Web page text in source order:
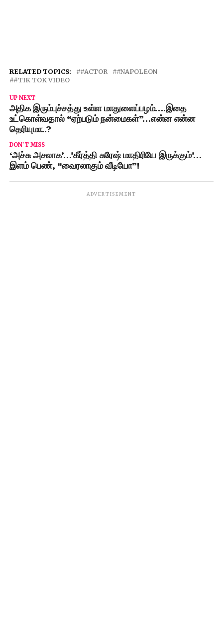
RELATED TOPICS: #ACTOR
#NAPOLEON
#TIK TOK VIDEO
UP NEXT
அதிக இரும்புச்சத்து உள்ள மாதுளைப்பழம்….இதை
உட்கொள்வதால் “ஏற்படும் நன்மைகள்”…என்ன என்ன
தெரியுமா..?
DON'T MISS
‘அச்சு அசலாக’…’கீர்த்தி சுரேஷ் மாதிரியே இருக்கும்’…
இளம் பெண், “வைரலாகும் வீடியோ”!
ADVERTISEMENT